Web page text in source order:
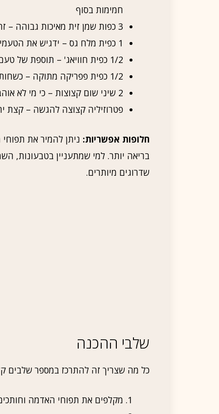
חמימות בסוף
3 כפות שמן זית מאיכות גבוהה – זה מה שעושה את הנטפים לאגדי
1 כפית מלח גס – ידגיש את הטעמים בצורה מושלמת
1/2 כפית חוויאג' – תוספת של טעם שממש נמס בפה!
1/2 כפית פפריקה מתוקה – כשחותכים תפוחי האדמה, גם הם מתעוררים לחיים
2 שיני שום קצוצות – כי מי לא אוהב את הריח המדליק של שום?
פטרוזיליה קצוצה להגשה – קצת
חלופות אפשריות: ניתן להמיר את
בריאה יותר. למי שמתעניין בטבעונות,
שדרוגים מיותרים.
שלבי ההכנה
כל מה שצריך זה להתרכז במספר שלבים
מקלפים את תפוחי האדמה וחותכים